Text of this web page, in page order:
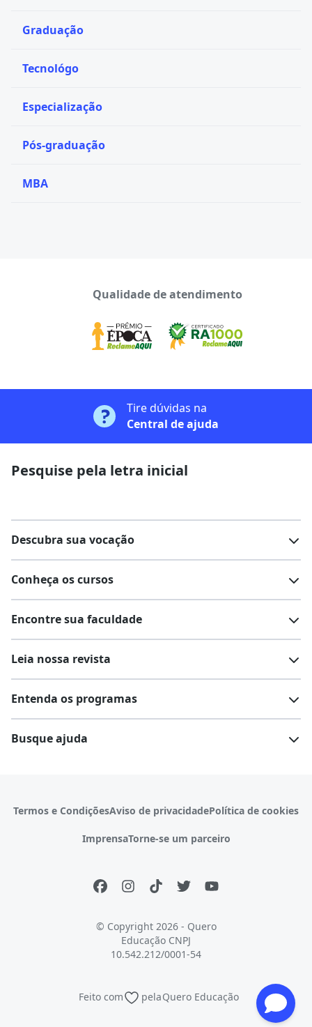
Graduação
Tecnológo
Especialização
Pós-graduação
MBA
Qualidade de atendimento
Tire dúvidas na
Central de ajuda
Pesquise pela letra inicial
Descubra sua vocação
Conheça os cursos
Cursos técnicos
Escolas
Encontre sua faculdade
Comunidade Quero
Leia nossa revista
Profissões
Escolas
Entenda os programas
Busque ajuda
Vs Mais Estudo/Neora Educa Brasil
Termos e CondiçõesAviso de privacidadePolítica de cookies
ImprensaTorne-se um parceiro
© Copyright 2026 - Quero
Educação CNPJ
10.542.212/0001-54
Feito com pelaQuero Educação